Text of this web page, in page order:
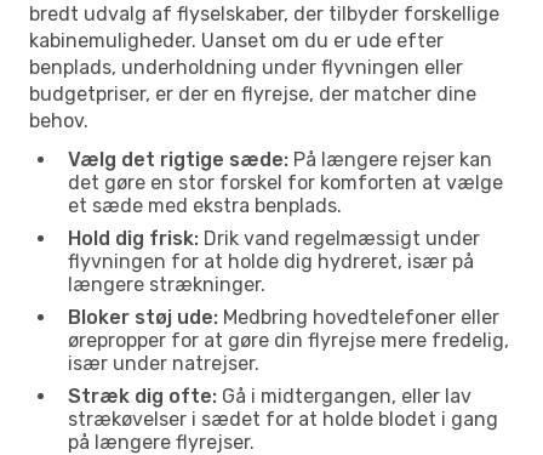
bredt udvalg af flyselskaber, der tilbyder forskellige
kabinemuligheder. Uanset om du er ude efter
benplads, underholdning under flyvningen eller
budgetpriser, er der en flyrejse, der matcher dine
behov.
Vælg det rigtige sæde: På længere rejser kan
det gøre en stor forskel for komforten at vælge
et sæde med ekstra benplads.
Hold dig frisk: Drik vand regelmæssigt under
flyvningen for at holde dig hydreret, især på
længere strækninger.
Bloker støj ude: Medbring hovedtelefoner eller
ørepropper for at gøre din flyrejse mere fredelig,
især under natrejser.
Stræk dig ofte: Gå i midtergangen, eller lav
strækøvelser i sædet for at holde blodet i gang
på længere flyrejser.